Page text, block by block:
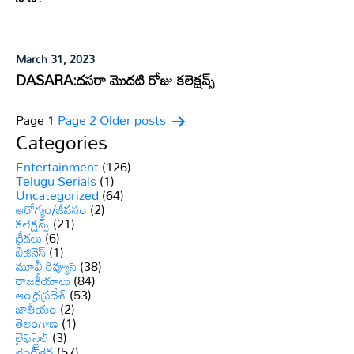
March 31, 2023
DASARA:దసరా మొదటి రోజు కలెక్షన్స్
Posts
pagination
Page 1 Page 2Olderposts
Categories
Entertainment(126)
Telugu Serials(1)
Uncategorized(64)
ఆరోగ్యం/జీవనం(2)
కలెక్షన్స్(21)
క్రీడలు(6)
బిజినెస్(1)
మూవీ రివ్యూస్(38)
రాజకీయాలు(84)
ఆంధ్రప్రదేశ్(53)
జాతీయం(2)
తెలంగాణ(1)
లైఫ్‌స్టైల్(3)